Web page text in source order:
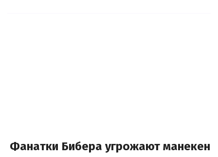
Фанатки Бибера угрожают